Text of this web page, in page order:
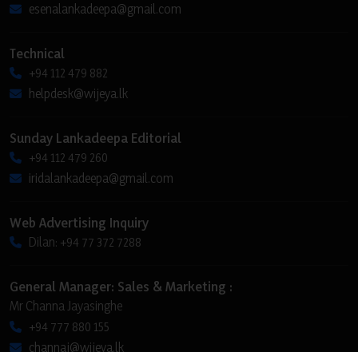
esenalankadeepa@gmail.com
Technical
+94 112 479 882
helpdesk@wijeya.lk
Sunday Lankadeepa Editorial
+94 112 479 260
iridalankadeepa@gmail.com
Web Advertising Inquiry
Dilan: +94 77 372 7288
General Manager: Sales & Marketing :
Mr Channa Jayasinghe
+94 777 880 155
channaj@wijeya.lk